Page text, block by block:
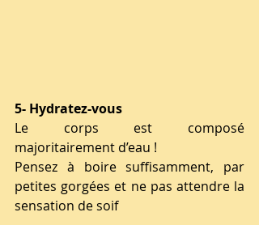
5- Hydratez-vous
Le corps est composé
majoritairement d’eau !
Pensez à boire suffisamment, par
petites gorgées et ne pas attendre la
sensation de soif